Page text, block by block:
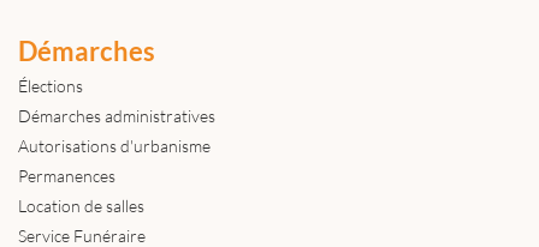
Démarches
Élections
Démarches administratives
Autorisations d'urbanisme
Permanences
Location de salles
Service Funéraire